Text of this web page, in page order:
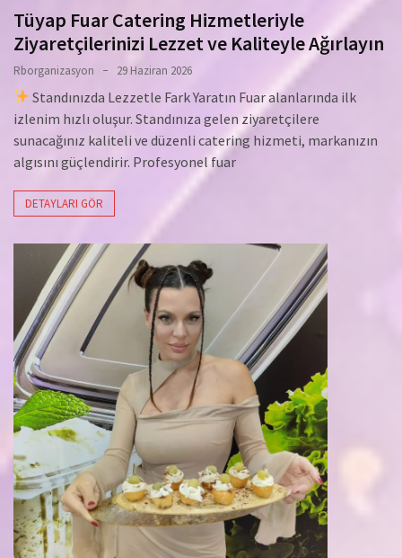
Tüyap Fuar Catering Hizmetleriyle
Ziyaretçilerinizi Lezzet ve Kaliteyle Ağırlayın
Rborganizasyon 29 Haziran 2026
Standınızda Lezzetle Fark Yaratın Fuar alanlarında ilk
izlenim hızlı oluşur. Standınıza gelen ziyaretçilere
sunacağınız kaliteli ve düzenli catering hizmeti, markanızın
algısını güçlendirir. Profesyonel fuar
DETAYLARI GÖR